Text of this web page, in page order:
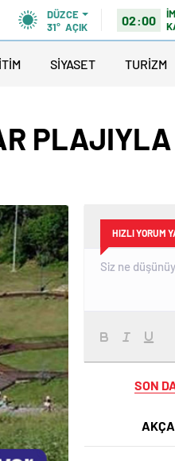
DÜZCE
31° AÇIK 02:00
SİYASET TURİZM
HIZLI YORUM
SON